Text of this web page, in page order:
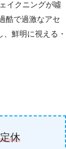
イクニングが噓
酷で過激なアセ
鮮明に視える・
休